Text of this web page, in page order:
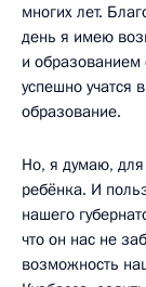
многих лет.
день я имею
и образованием
успешно учатся
образование.
Но, я думаю,
ребёнка. И
нашего
что он нас не
возможность